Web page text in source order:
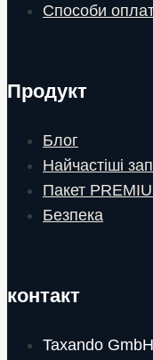
Способи
Продукт
Блог
Найчастіші
Пакет
Безпека
контакт
Taxando GmbH